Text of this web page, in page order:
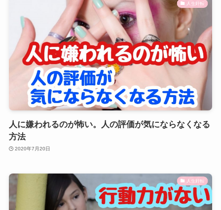
人生好転
人に嫌われるのが怖い。人の評価が気にならなくなる
方法
2020年7月20日
人生好転